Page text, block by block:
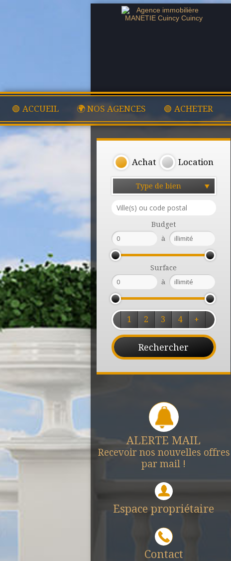
🟢 ACCUEIL 🌍 NOS AGENCES 🟢 ACHETER
Achat Location
Type de bien
Budget
à
Surface
à
1 2 3 4 +
ALERTE MAIL
Recevoir nos nouvelles offres
par mail !
Espace propriétaire
Contact